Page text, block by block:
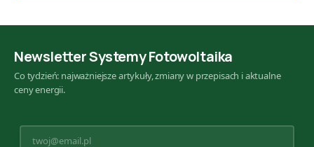
Newsletter Systemy Fotowoltaika
Co tydzień: najważniejsze artykuły, zmiany w przepisach i aktualne
ceny energii.